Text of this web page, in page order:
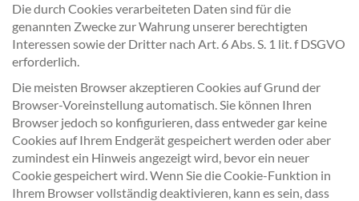
Die durch Cookies verarbeiteten Daten sind für die
genannten Zwecke zur Wahrung unserer berechtigten
Interessen sowie der Dritter nach Art. 6 Abs. S. 1 lit. f DSGVO
erforderlich.
Die meisten Browser akzeptieren Cookies auf Grund der
Browser-Voreinstellung automatisch. Sie können Ihren
Browser jedoch so konfigurieren, dass entweder gar keine
Cookies auf Ihrem Endgerät gespeichert werden oder aber
zumindest ein Hinweis angezeigt wird, bevor ein neuer
Cookie gespeichert wird. Wenn Sie die Cookie-Funktion in
Ihrem Browser vollständig deaktivieren, kann es sein, dass